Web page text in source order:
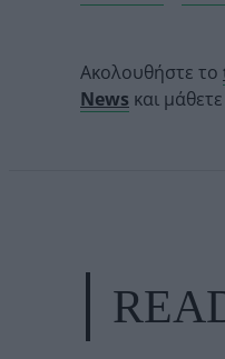
Ακολουθήστε το
News και